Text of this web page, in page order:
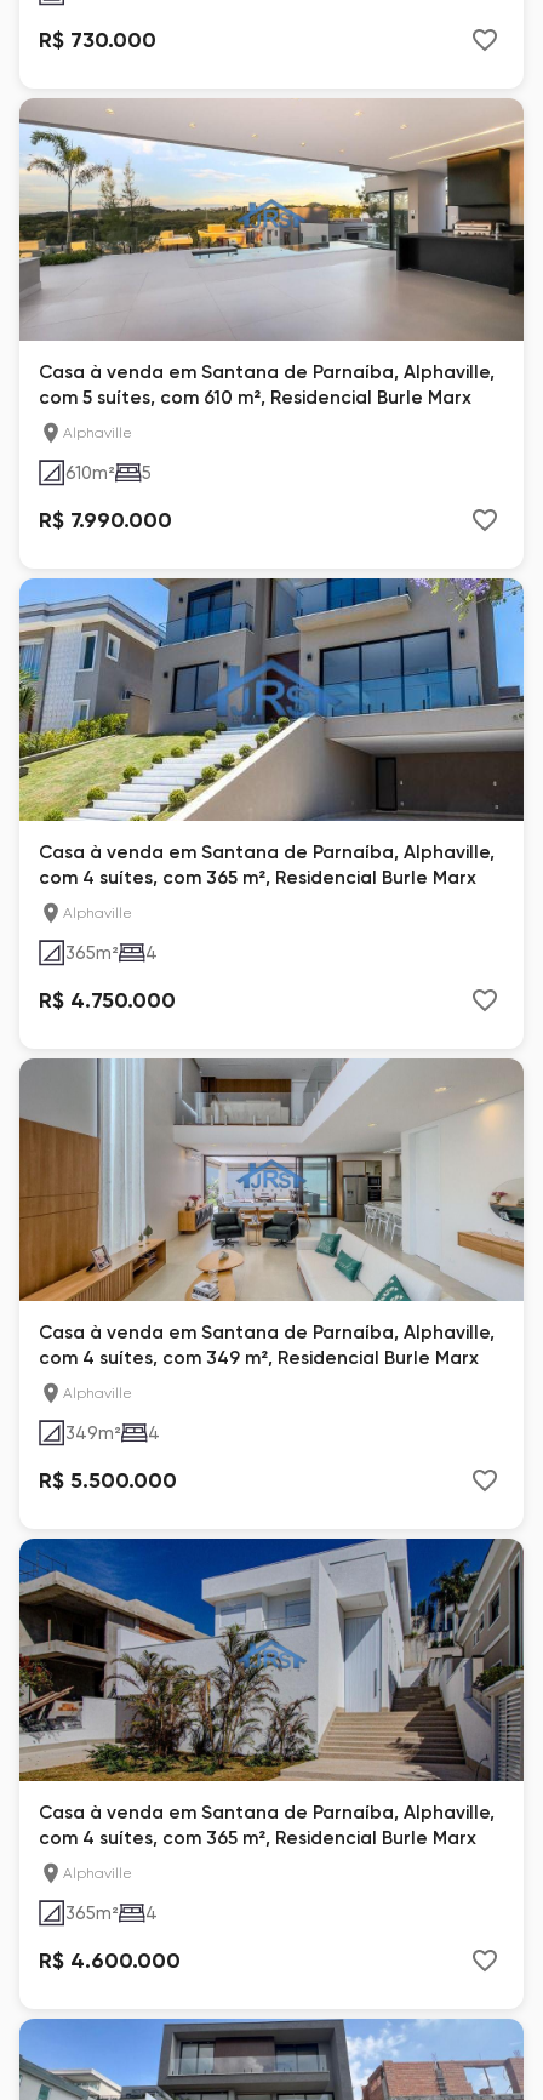
R$ 730.000
Casa à venda em Santana de Parnaíba, Alphaville,
com 5 suítes, com 610 m², Residencial Burle Marx
Alphaville
610m² 5
R$ 7.990.000
Casa à venda em Santana de Parnaíba, Alphaville,
com 4 suítes, com 365 m², Residencial Burle Marx
Alphaville
365m² 4
R$ 4.750.000
Casa à venda em Santana de Parnaíba, Alphaville,
com 4 suítes, com 349 m², Residencial Burle Marx
Alphaville
349m² 4
R$ 5.500.000
Casa à venda em Santana de Parnaíba, Alphaville,
com 4 suítes, com 365 m², Residencial Burle Marx
Alphaville
365m² 4
R$ 4.600.000